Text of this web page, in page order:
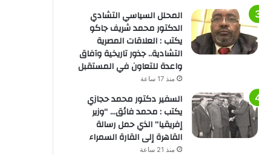
المحلل السياسي التشادي
الدكتور محمد شريف جاكو
يكتب : العلاقات المصرية
التشادية.. جذور تاريخية وآفاق
واعدة للتعاون في المستقبل
منذ 17 ساعة
السفير دكتور محمد حجازي
يكتب : محمد فائق… “وزير
إفريقيا” الذي حمل رسالة
القاهرة إلى القارة السمراء
منذ 21 ساعة